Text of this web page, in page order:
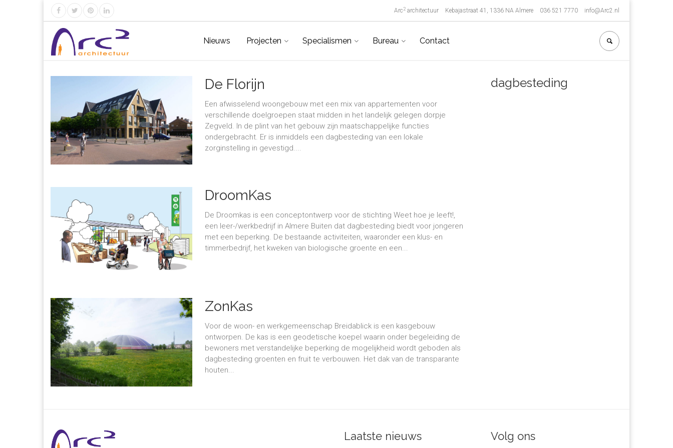
Arc 2 architectuur Kebajastraat 41, 1336 NA Almere 036 521 7770 info@Arc2.nl
Nieuws Projecten Specialismen Bureau Contact
De Florijn
Een afwisselend woongebouw met een mix van appartementen voor
verschillende doelgroepen staat midden in het landelijk gelegen dorpje
Zegveld. In de plint van het gebouw zijn maatschappelijke functies
ondergebracht. Er is inmiddels een dagbesteding van een lokale
zorginstelling in gevestigd....
DroomKas
De Droomkas is een conceptontwerp voor de stichting Weet hoe je leeft!,
een leer-/werkbedrijf in Almere Buiten dat dagbesteding biedt voor jongeren
met een beperking. De bestaande activiteiten, waaronder een klus- en
timmerbedrijf, het kweken van biologische groente en een...
ZonKas
Voor de woon- en werkgemeenschap Breidablick is een kasgebouw
ontworpen. De kas is een geodetische koepel waarin onder begeleiding de
bewoners met verstandelijke beperking de mogelijkheid wordt geboden als
dagbesteding groenten en fruit te verbouwen. Het dak van de transparante
houten...
dagbesteding
Laatste nieuws Volg ons